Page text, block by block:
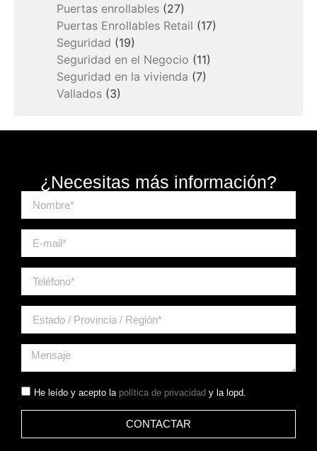
Puertas enrollables (27)
Puertas Enrollables Retail (17)
Seguridad (19)
Seguridad en el Negocio (11)
Seguridad en la vivienda (7)
Vallados (3)
¿Necesitas más información?
He leído y acepto la política de privacidad y la lopd.
CONTACTAR